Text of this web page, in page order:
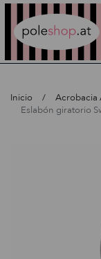
Inicio
Acrobacia
Eslabón giratorio